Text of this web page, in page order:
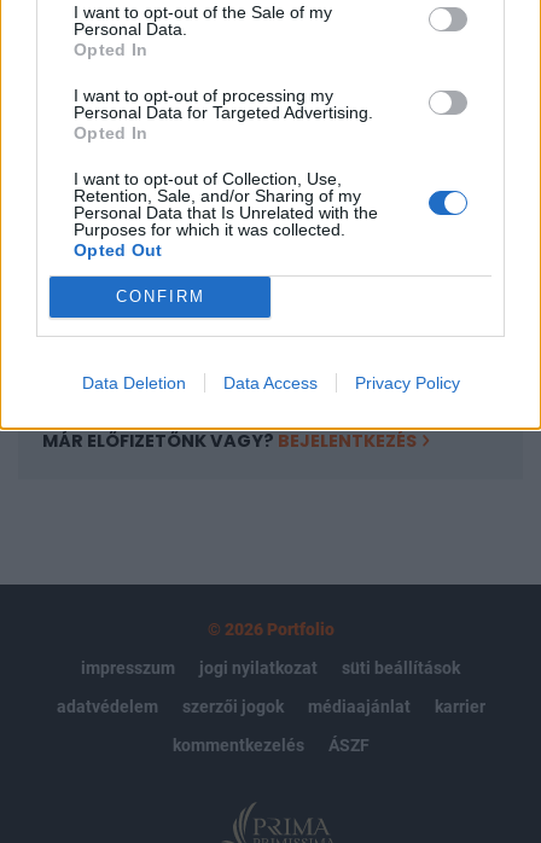
I want to opt-out of the Sale of my
Personal Data.
Opted In
I want to opt-out of processing my
Personal Data for Targeted Advertising.
Opted In
I want to opt-out of Collection, Use,
Retention, Sale, and/or Sharing of my
Personal Data that Is Unrelated with the
Purposes for which it was collected.
Opted Out
CONFIRM
Data Deletion Data Access Privacy Policy
KEDVES OLVASÓNK!
A keresett cikk a portfolio.hu hírarchívumához
tartozik, melynek olvasása előfizetéses
Az előfizetés a következőket tartalmazza:
Portfolio.hu teljes cikkarchívum
Kötéslisták: BÉT elmúlt 2 év napon belüli
kötéslistái
MÁR ELŐFIZETŐNK VAGY? BEJELENTKEZÉS
© 2026 Portfolio
impresszum
jogi nyilatkozat
süti beállítások
adatvédelem
szerzői jogok médiaajánlat
karrier
kommentkezelés
ÁSZF